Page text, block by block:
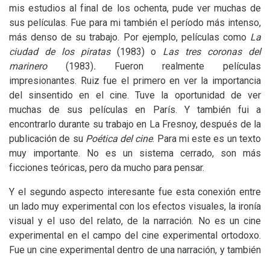
mis estudios al final de los ochenta, pude ver muchas de
sus películas. Fue para mi también el período más intenso,
más denso de su trabajo. Por ejemplo, películas como La
ciudad de los piratas (1983) o Las tres coronas del
marinero (1983). Fueron realmente películas
impresionantes. Ruiz fue el primero en ver la importancia
del sinsentido en el cine. Tuve la oportunidad de ver
muchas de sus películas en París. Y también fui a
encontrarlo durante su trabajo en La Fresnoy, después de la
publicación de su Poética del cine. Para mi este es un texto
muy importante. No es un sistema cerrado, son más
ficciones teóricas, pero da mucho para pensar.
Y el segundo aspecto interesante fue esta conexión entre
un lado muy experimental con los efectos visuales, la ironía
visual y el uso del relato, de la narración. No es un cine
experimental en el campo del cine experimental ortodoxo.
Fue un cine experimental dentro de una narración, y también